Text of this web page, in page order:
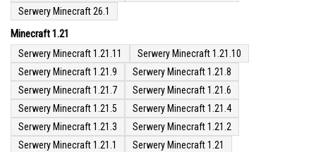
Serwery Minecraft 26.1
Minecraft 1.21
Serwery Minecraft 1.21.11
Serwery Minecraft 1.21.10
Serwery Minecraft 1.21.9
Serwery Minecraft 1.21.8
Serwery Minecraft 1.21.7
Serwery Minecraft 1.21.6
Serwery Minecraft 1.21.5
Serwery Minecraft 1.21.4
Serwery Minecraft 1.21.3
Serwery Minecraft 1.21.2
Serwery Minecraft 1.21.1
Serwery Minecraft 1.21